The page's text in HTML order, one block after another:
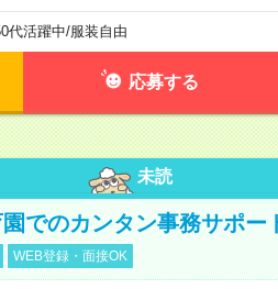
代活躍中/服装自由
応募する
未読
でのカンタン事務サポー
WEB登録・面接OK